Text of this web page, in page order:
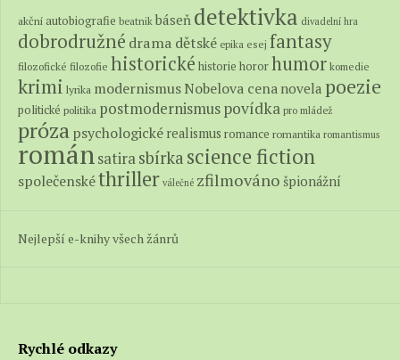
akční autobiografie beatnik báseň detektivka divadelní hra
dobrodružné drama dětské epika esej fantasy
filozofické filozofie historické historie hororhumor komedie
krimi lyrika modernismus Nobelova cena novela poezie
politické politika postmodernismuspovídka pro mládež
prózapsychologické realismus romance romantika romantismus
román satirasbírka science fiction
společenskéthriller válečné zfilmováno špionážní
Nejlepší e-knihy všech žánrů
Rychlé odkazy